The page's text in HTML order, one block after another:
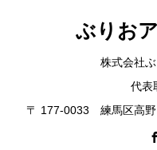
ぶりお
株式会社
代表
〒 177-0033 練馬区高野